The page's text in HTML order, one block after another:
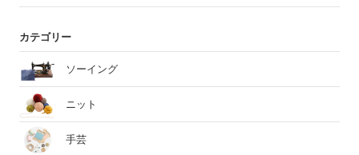
カテゴリー
ソーイング
ニット
手芸